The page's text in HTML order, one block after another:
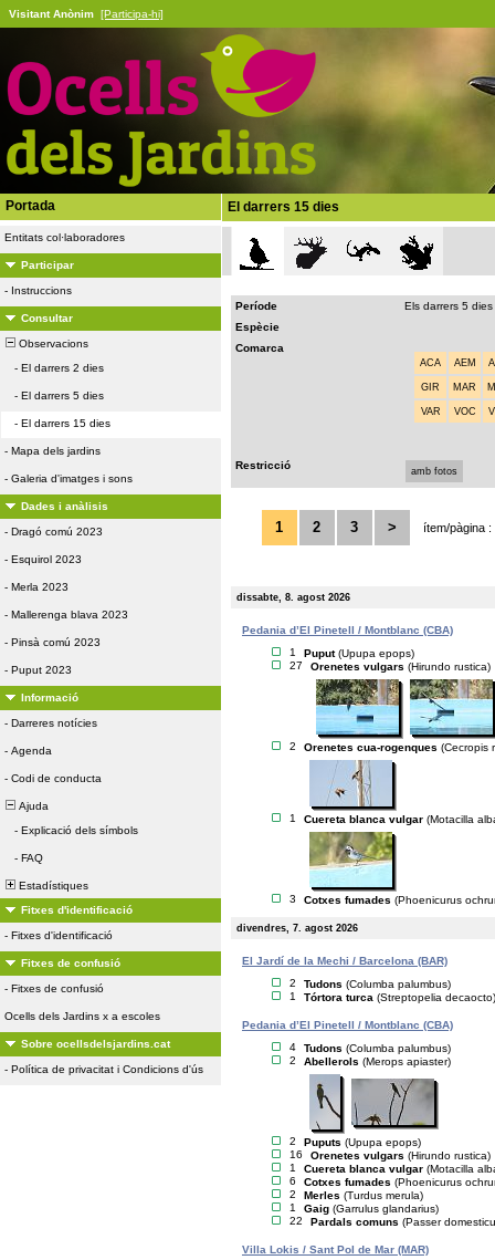
Visitant Anònim [Participa-hi]
Portada
Entitats col·laboradores
Participar
- Instruccions
Consultar
Observacions
- El darrers 2 dies
- El darrers 5 dies
- El darrers 15 dies
- Mapa dels jardins
- Galeria d'imatges i sons
Dades i anàlisis
- Dragó comú 2023
- Esquirol 2023
- Merla 2023
- Mallerenga blava 2023
- Pinsà comú 2023
- Puput 2023
Informació
- Darreres notícies
- Agenda
- Codi de conducta
Ajuda
- Explicació dels símbols
- FAQ
Estadístiques
Fitxes d'identificació
- Fitxes d'identificació
Fitxes de confusió
- Fitxes de confusió
Ocells dels Jardins x a escoles
Sobre ocellsdelsjardins.cat
- Política de privacitat i Condicions d'ús
El darrers 15 dies
Període
Els darrers 5 dies
Espècie
Comarca
ACA AEM
GIR MAR
VAR VOC
Restricció amb fotos
1 2 3 > ítem/pàgina :
dissabte, 8. agost 2026
Pedania d’El Pinetell / Montblanc (CBA)
1
Puput (Upupa epops)
27
Orenetes vulgars (Hirundo rustica)
2 Orenetes cua-rogenques (Cecropis
1 Cuereta blanca vulgar (Motacilla
3 Cotxes fumades (Phoenicurus
divendres, 7. agost 2026
El Jardí de la Mechi / Barcelona (BAR)
2
Tudons (Columba palumbus)
1
Tórtora turca (Streptopelia decaocto)
Pedania d’El Pinetell / Montblanc (CBA)
4
Tudons (Columba palumbus)
2
Abellerols (Merops apiaster)
2 Puputs (Upupa epops)
16
Orenetes vulgars (Hirundo rustica)
1
Cuereta blanca vulgar (Motacilla
6
Cotxes fumades (Phoenicurus
2
Merles (Turdus merula)
1
Gaig (Garrulus glandarius)
22
Pardals comuns (Passer
Villa Lokis / Sant Pol de Mar (MAR)